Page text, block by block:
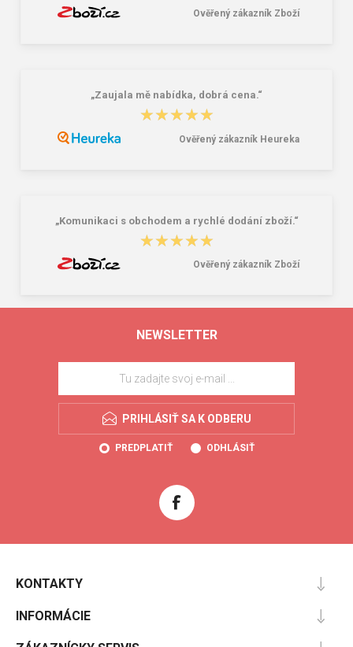
Ověřený zákazník Zboží
„Zaujala mě nabídka, dobrá cena.“
★★★★★
★★★★★
Ověřený zákazník Heureka
„Komunikaci s obchodem a rychlé dodání zboží.“
★★★★★
★★★★★
Ověřený zákazník Zboží
NEWSLETTER
PRIHLÁSIŤ SA K ODBERU
PREDPLATIŤ ODHLÁSIŤ
KONTAKTY
INFORMÁCIE